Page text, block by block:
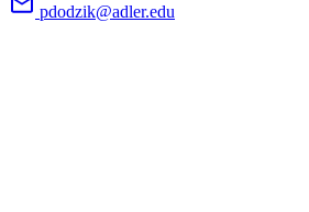
pdodzik@adler.edu